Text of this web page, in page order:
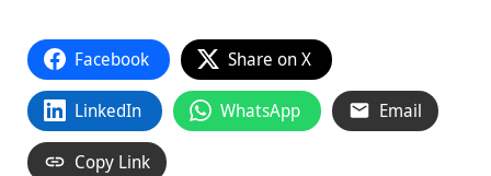
Facebook Share on X
LinkedIn WhatsApp Email
Copy Link